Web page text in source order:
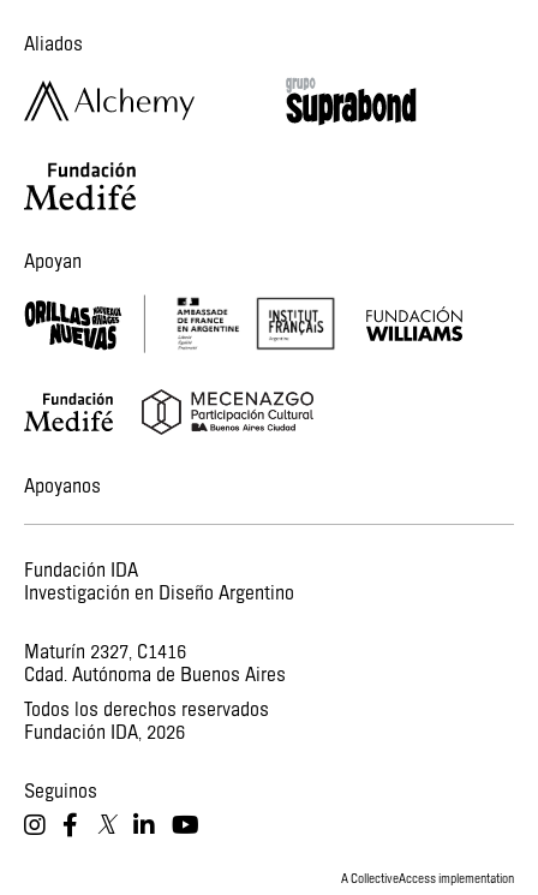
Aliados
Apoyan
Apoyanos
Fundación IDA
Investigación en Diseño Argentino
Maturín 2327, C1416
Cdad. Autónoma de Buenos Aires
Todos los derechos reservados
Fundación IDA, 2026
Seguinos
𝕏
A CollectiveAccess implementation